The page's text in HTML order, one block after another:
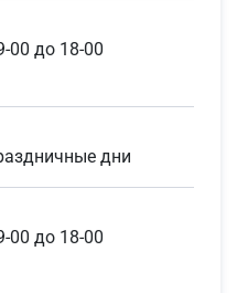
00 до 18-00
дни
00 до 18-00